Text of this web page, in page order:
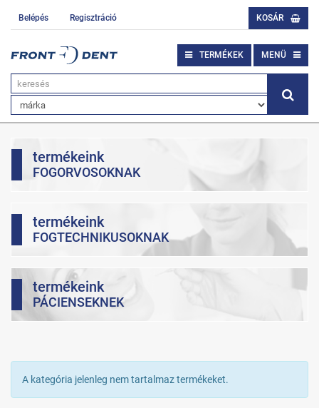
Belépés Regisztráció KOSÁR
TERMÉKEK MENÜ
termékeink
FOGORVOSOKNAK
termékeink
FOGTECHNIKUSOKNAK
termékeink
PÁCIENSEKNEK
A kategória jelenleg nem tartalmaz termékeket.